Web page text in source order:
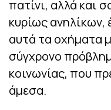
πατίνι, αλλά και
κυρίως ανηλίκων,
αυτά τα οχήματα
σύγχρονο
κοινωνίας, που
άμεσα.